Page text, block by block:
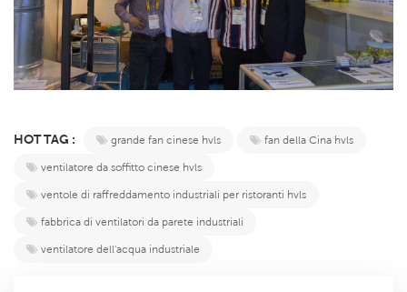
HOT TAG : grande fan cinese hvls
fan della Cina hvls
ventilatore da soffitto cinese hvls
ventole di raffreddamento industriali per ristoranti hvls
fabbrica di ventilatori da parete industriali
ventilatore dell'acqua industriale